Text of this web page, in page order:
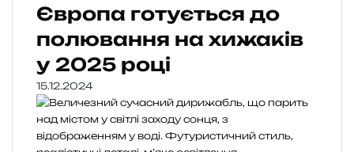
Європа готується до
полювання на хижаків
у 2025 році
15.12.2024